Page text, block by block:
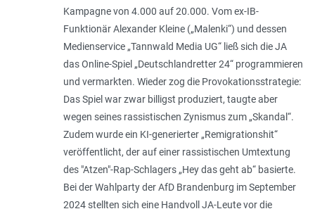
Kampagne von 4.000 auf 20.000. Vom ex-IB-
Funktionär Alexander Kleine („Malenki“) und dessen
Medienservice „Tannwald Media UG“ ließ sich die JA
das Online-Spiel „Deutschlandretter 24“ programmieren
und vermarkten. Wieder zog die Provokationsstrategie:
Das Spiel war zwar billigst produziert, taugte aber
wegen seines rassistischen Zynismus zum „Skandal“.
Zudem wurde ein KI-generierter „Remigrationshit“
veröffentlicht, der auf einer rassistischen Umtextung
des "Atzen"-Rap-Schlagers „Hey das geht ab“ basierte.
Bei der Wahlparty der AfD Brandenburg im September
2024 stellten sich eine Handvoll JA-Leute vor die